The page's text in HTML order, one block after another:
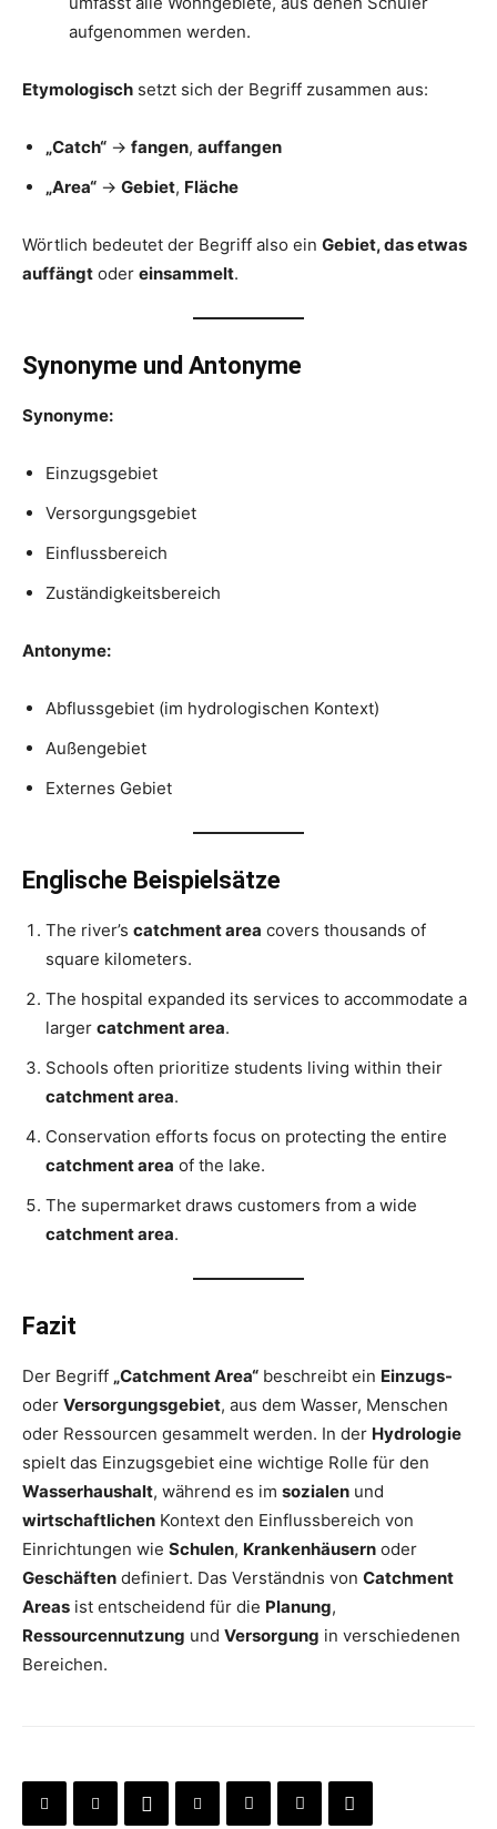
aufgenommen werden.
Etymologisch setzt sich der Begriff zusammen aus:
„Catch“ → fangen, auffangen
„Area“ → Gebiet, Fläche
Wörtlich bedeutet der Begriff also ein Gebiet, das etwas
auffängt oder einsammelt.
Synonyme und Antonyme
Synonyme:
Einzugsgebiet
Versorgungsgebiet
Einflussbereich
Zuständigkeitsbereich
Antonyme:
Abflussgebiet (im hydrologischen Kontext)
Außengebiet
Externes Gebiet
Englische Beispielsätze
The river’s catchment area covers thousands of
square kilometers.
The hospital expanded its services to accommodate a
larger catchment area.
Schools often prioritize students living within their
catchment area.
Conservation efforts focus on protecting the entire
catchment area of the lake.
The supermarket draws customers from a wide
catchment area.
Fazit
Der Begriff „Catchment Area“ beschreibt ein Einzugs-
oder Versorgungsgebiet, aus dem Wasser, Menschen
oder Ressourcen gesammelt werden. In der Hydrologie
spielt das Einzugsgebiet eine wichtige Rolle für den
Wasserhaushalt, während es im sozialen und
wirtschaftlichen Kontext den Einflussbereich von
Einrichtungen wie Schulen, Krankenhäusern oder
Geschäften definiert. Das Verständnis von Catchment
Areas ist entscheidend für die Planung,
Ressourcennutzung und Versorgung in verschiedenen
Bereichen.